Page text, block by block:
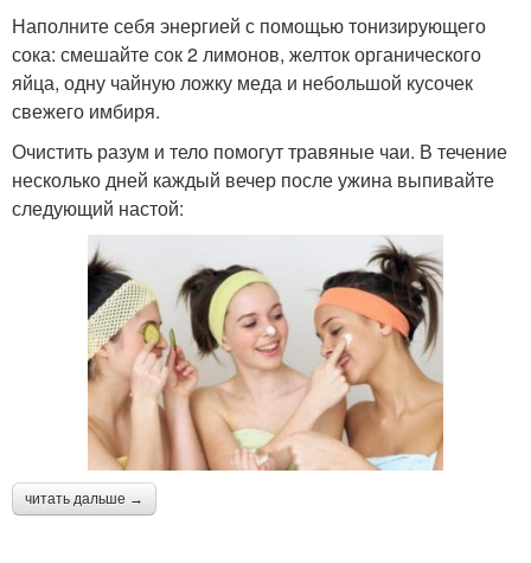
Наполните себя энергией с помощью тонизирующего
сока: смешайте сок 2 лимонов, желток органического
яйца, одну чайную ложку меда и небольшой кусочек
свежего имбиря.
Очистить разум и тело помогут травяные чаи. В течение
несколько дней каждый вечер после ужина выпивайте
следующий настой:
читать дальше →